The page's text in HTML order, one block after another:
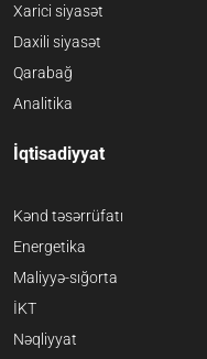
Xarici siyasət
Daxili siyasət
Qarabağ
Analitika
İqtisadiyyat
Kənd təsərrüfatı
Energetika
Maliyyə-sığorta
İKT
Nəqliyyat